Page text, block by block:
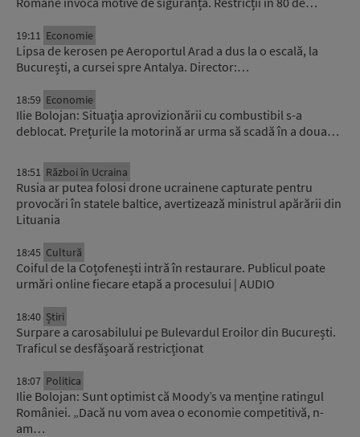
19:11 Economie
Lipsa de kerosen pe Aeroportul Arad a dus la o escală, la
București, a cursei spre Antalya. Director:…
18:59 Economie
Ilie Bolojan: Situaţia aprovizionării cu combustibil s-a
deblocat. Prețurile la motorină ar urma să scadă în a doua…
18:51 Război în Ucraina
Rusia ar putea folosi drone ucrainene capturate pentru
provocări în statele baltice, avertizează ministrul apărării din
Lituania
18:45 Cultură
Coiful de la Coțofenești intră în restaurare. Publicul poate
urmări online fiecare etapă a procesului | AUDIO
18:40 Știri
Surpare a carosabilului pe Bulevardul Eroilor din București.
Traficul se desfășoară restricționat
18:07 Politica
Ilie Bolojan: Sunt optimist că Moody’s va menține ratingul
României. „Dacă nu vom avea o economie competitivă, n-
am…